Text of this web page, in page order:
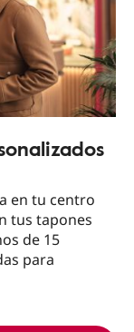
en tu centro
tus tapones
de 15
para